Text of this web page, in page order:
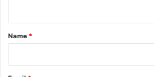
*
Name *